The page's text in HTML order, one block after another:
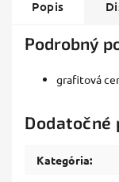
Popis
Podrobný
grafitová
Dodatočné
Kategória: